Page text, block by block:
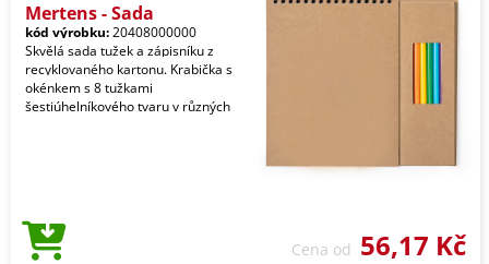
Mertens - Sada
kód výrobku:20408000000
Skvělá sada tužek a zápisníku z
recyklovaného kartonu. Krabička s
okénkem s 8 tužkami
šestiúhelníkového tvaru v různých
Cena od 56,17 Kč